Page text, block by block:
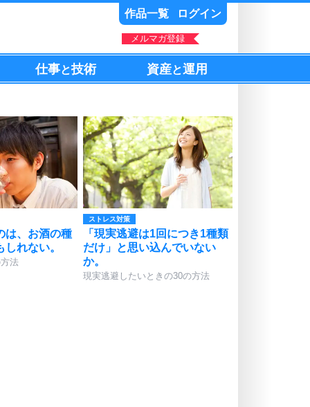
作品一覧 ログイン
メルマガ登録
仕事と技術 資産と運用
は、お酒の種
れない。
法
ストレス対策
「現実逃避は1回につき1種類
だけ」と思い込んでいない
か。
現実逃避したいときの30の方法